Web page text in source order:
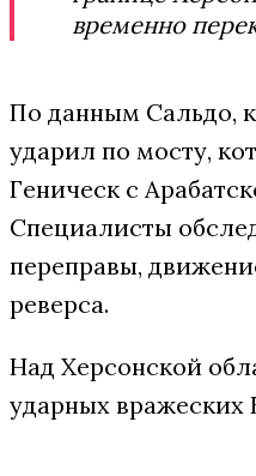
временно
По данным Сальдо,
ударил по мосту,
Геническ с
Специалисты
переправы,
реверса.
Над Херсонской
ударных вражеских